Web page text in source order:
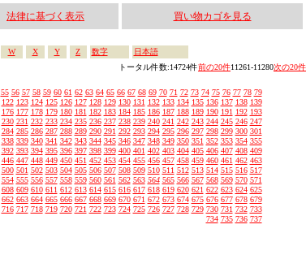
法律に基づく表示 買い物カゴを見る
W X Y Z 数字
日本語
トータル件数:14724件前の20件11261-11280次の20件
55 56 57 58 59 60 61 62 63 64 65 66 67 68 69 70 71 72 73 74 75 76 77 78 79
122 123 124 125 126 127 128 129 130 131 132 133 134 135 136 137 138 139
176 177 178 179 180 181 182 183 184 185 186 187 188 189 190 191 192 193
230 231 232 233 234 235 236 237 238 239 240 241 242 243 244 245 246 247
284 285 286 287 288 289 290 291 292 293 294 295 296 297 298 299 300 301
338 339 340 341 342 343 344 345 346 347 348 349 350 351 352 353 354 355
392 393 394 395 396 397 398 399 400 401 402 403 404 405 406 407 408 409
446 447 448 449 450 451 452 453 454 455 456 457 458 459 460 461 462 463
500 501 502 503 504 505 506 507 508 509 510 511 512 513 514 515 516 517
554 555 556 557 558 559 560 561 562 563 564 565 566 567 568 569 570 571
608 609 610 611 612 613 614 615 616 617 618 619 620 621 622 623 624 625
662 663 664 665 666 667 668 669 670 671 672 673 674 675 676 677 678 679
716 717 718 719 720 721 722 723 724 725 726 727 728 729 730 731 732 733
734 735 736 737